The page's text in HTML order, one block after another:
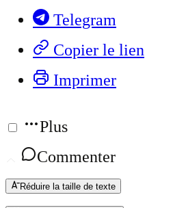
Telegram
Copier le lien
Imprimer
Plus
Commenter
Réduire la taille de texte